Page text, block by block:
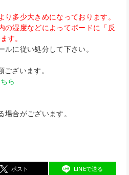
多少大きめになっております。
の湿度などによってボードに「反
す。
に従い処分して下さい。
ざいます。
ら
場合がございます。
ポスト LINEで送る